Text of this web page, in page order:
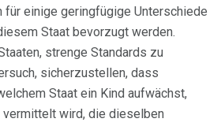
für einige geringfügige Unterschiede
Staat bevorzugt werden.
strenge Standards zu
sicherzustellen, dass
​​Staat ein Kind aufwächst,
vermittelt wird, die dieselben